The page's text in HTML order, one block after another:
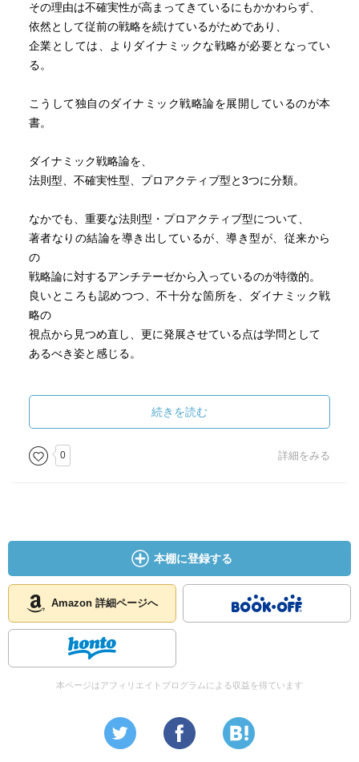
その理由は不確実性が高まってきているにもかかわらず、
依然として従前の戦略を続けているがためであり、
企業としては、よりダイナミックな戦略が必要となってい
る。
こうして独自のダイナミック戦略論を展開しているのが本
書。
ダイナミック戦略論を、
法則型、不確実性型、プロアクティブ型と3つに分類。
なかでも、重要な法則型・プロアクティブ型について、
著者なりの結論を導き出しているが、導き型が、従来から
の
戦略論に対するアンチテーゼから入っているのが特徴的。
良いところも認めつつ、不十分な箇所を、ダイナミック戦
略の
視点から見つめ直し、更に発展させている点は学問として
あるべき姿と感じる。
納得感も高く、言わんとすることの必要性も十分に分かる
が、
但し、本書で言う「ダイナミック戦略論」に加え、
従来からの様々な戦略論やモデルについて学ぶことも出来
る点は、
戦略論全般の勉強をしたい人にはお勧め出来る。
じっくり腰を据えて、勉強したい人向け。
続きを読む
0 詳細をみる
本棚に登録する
Amazon 詳細ページへ
本ページはアフィリエイトプログラムによる収益を得ています